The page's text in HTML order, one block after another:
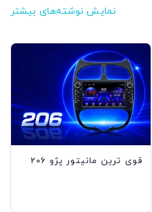
نمایش نوشته‌های بیشتر
قوى ترين مانيتور پژو 206